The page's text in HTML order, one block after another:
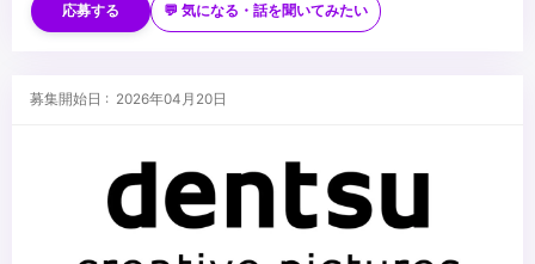
といった職種でお客様との関係性を築きながら制作経験）
・広告代理店での営業経験
・映像制作/Web制作関連会社での営業経験
・新しい環境で自分からコミュニケーションを取りにいき、活躍の
・マルチタスク環境下でタフに業務に従事いただける方
応募する 💬 気になる・話を聞いてみたい
募集開始日 : 2026年04月20日